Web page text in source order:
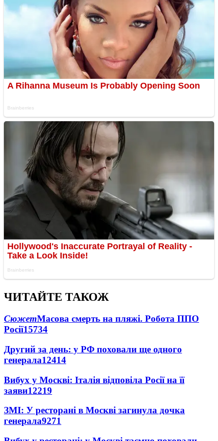
ЧИТАЙТЕ ТАКОЖ
СюжетМасова смерть на пляжі. Робота ППО
Росії15734
Другий за день: у РФ поховали ще одного
генерала12414
Вибух у Москві: Італія відповіла Росії на її
заяви12219
ЗМІ: У ресторані в Москві загинула дочка
генерала9271